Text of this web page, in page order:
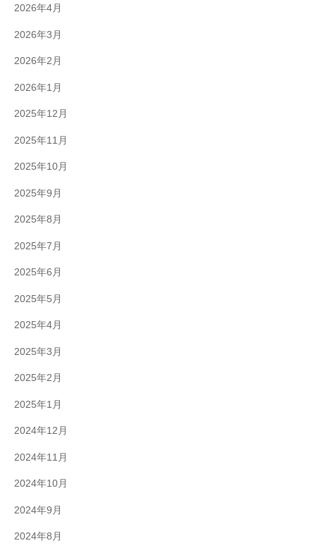
2026年4月
2026年3月
2026年2月
2026年1月
2025年12月
2025年11月
2025年10月
2025年9月
2025年8月
2025年7月
2025年6月
2025年5月
2025年4月
2025年3月
2025年2月
2025年1月
2024年12月
2024年11月
2024年10月
2024年9月
2024年8月